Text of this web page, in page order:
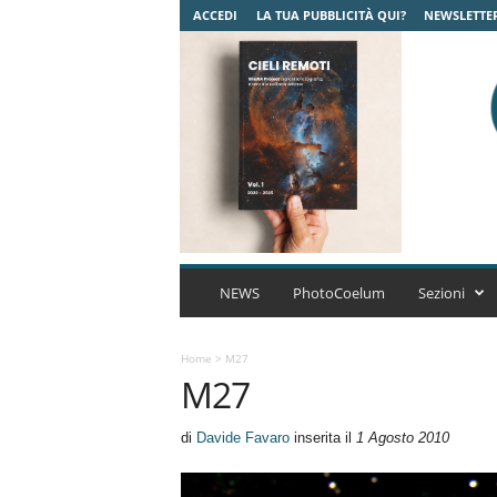
ACCEDI LA TUA PUBBLICITÀ QUI?
C
r
NEWS PhotoCoelum Sezioni
Home > M27
M27
di Davide Favaroinserita il 1 Agosto 2010